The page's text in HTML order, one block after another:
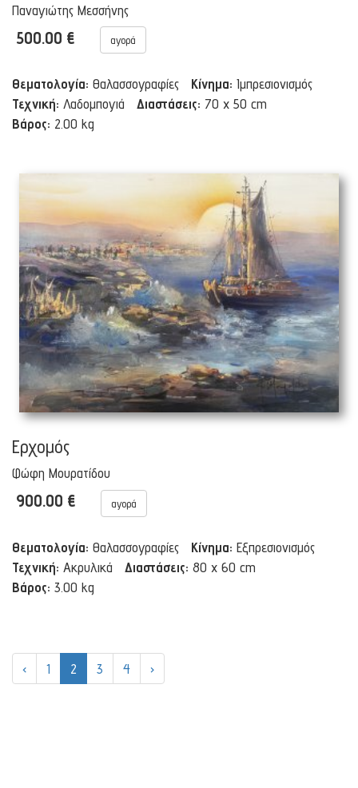
Παναγιώτης Μεσσήνης
500.00 € αγορά
Θεματολογία: Θαλασσογραφίες Κίνημα: Ιμπρεσιονισμός
Τεχνική: Λαδομπογιά Διαστάσεις: 70 x 50 cm
Βάρος: 2.00 kg
Ερχομός
Φώφη Μουρατίδου
900.00 € αγορά
Θεματολογία: Θαλασσογραφίες Κίνημα: Εξπρεσιονισμός
Τεχνική: Ακρυλικά Διαστάσεις: 80 x 60 cm
Βάρος: 3.00 kg
‹ 1 2 3 4 ›